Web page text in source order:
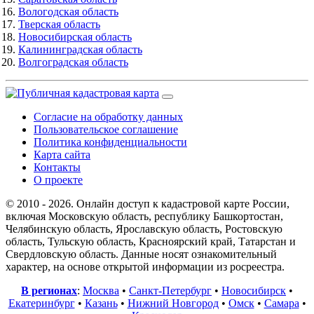
Вологодская область
Тверская область
Новосибирская область
Калининградская область
Волгоградская область
Согласие на обработку данных
Пользовательское соглашение
Политика конфиденциальности
Карта сайта
Контакты
О проекте
© 2010 - 2026. Онлайн доступ к кадастровой карте России,
включая Московскую область, республику Башкортостан,
Челябинскую область, Ярославскую область, Ростовскую
область, Тульскую область, Красноярский край, Татарстан и
Свердловскую область. Данные носят ознакомительный
характер, на основе открытой информации из росреестра.
В регионах: Москва • Санкт-Петербург • Новосибирск •
Екатеринбург• Казань• Нижний Новгород• Омск• Самара •